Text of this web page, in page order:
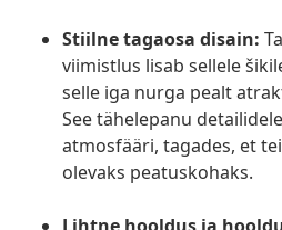
Stiilne tagaosa disain:
viimistlus lisab sellele
selle iga nurga pealt
See tähelepanu
atmosfääri, tagades, et
olevaks peatuskohaks.